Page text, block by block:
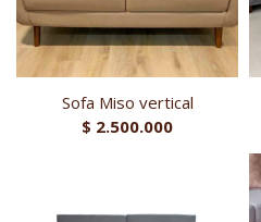
Sofa Miso vertical
$ 2.500.000